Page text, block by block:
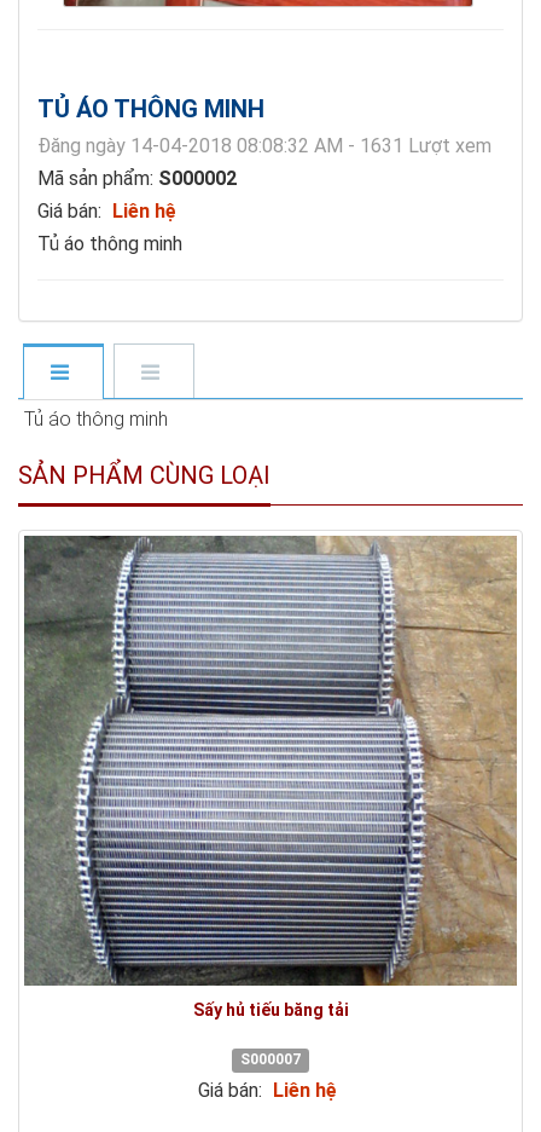
TỦ ÁO THÔNG MINH
Đăng ngày 14-04-2018 08:08:32 AM - 1631 Lượt xem
Mã sản phẩm: S000002
Giá bán: Liên hệ
Tủ áo thông minh
Tủ áo thông minh
SẢN PHẨM CÙNG LOẠI
Sấy hủ tiếu băng tải
S000007
Giá bán: Liên hệ